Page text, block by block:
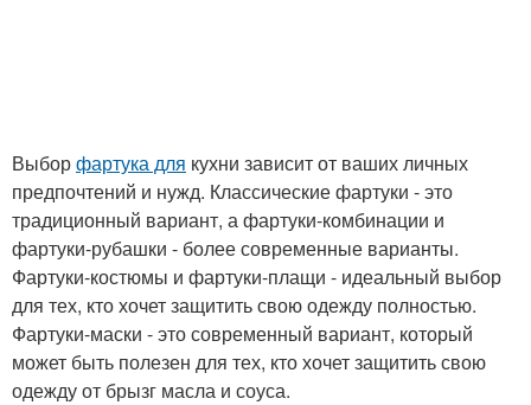
Выборфартука для кухни зависит от ваших личных
предпочтений и нужд. Классические фартуки - это
традиционный вариант, а фартуки-комбинации и
фартуки-рубашки - более современные варианты.
Фартуки-костюмы и фартуки-плащи - идеальный выбор
для тех, кто хочет защитить свою одежду полностью.
Фартуки-маски - это современный вариант, который
может быть полезен для тех, кто хочет защитить свою
одежду от брызг масла и соуса.